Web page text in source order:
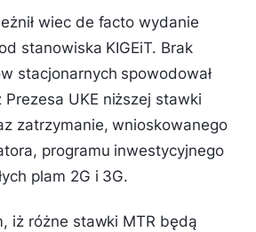
wiec de facto wydanie
stanowiska KIGEiT. Brak
stacjonarnych spowodował
UKE niższej stawki
zatrzymanie, wnioskowanego
programu inwestycyjnego
plam 2G i 3G.
iż różne stawki MTR będą